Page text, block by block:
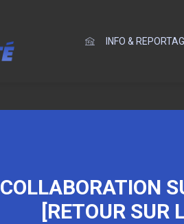
INFO &
COLLABORATION
[RETOUR SUR